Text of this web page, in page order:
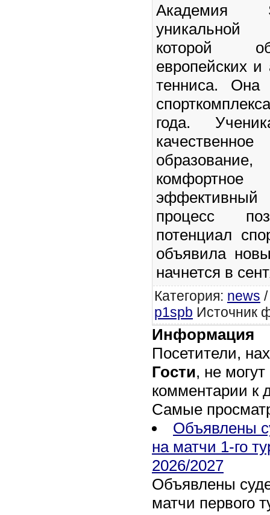
Академия
которой
европейских
тенниса. Она
года.
процесс
потенциал
объявила
начнется в
Категория: news
p1spb Источник
Информация
Посетители,
Гости, не
комментарии к
Самые
Объявлены
на матчи 1-го
2026/2027
Объявлены
матчи первого